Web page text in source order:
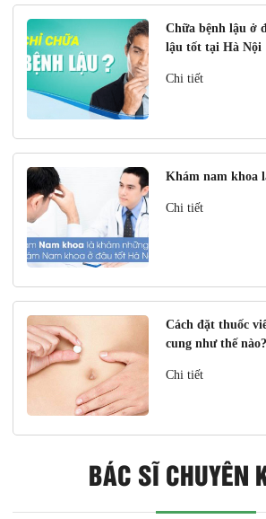
Chữa bệnh lậu ở
lậu tốt tại Hà Nội
Chi tiết
Khám nam khoa
Chi tiết
Cách đặt thuốc
cung như thế nào?
Chi tiết
BÁC SĨ CHUYÊN